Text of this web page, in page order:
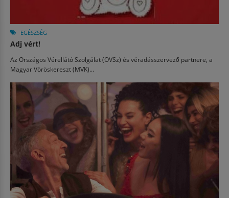
EGÉSZSÉG
Adj vért!
Az Országos Vérellátó Szolgálat (OVSz) és véradásszervező partnere, a
Magyar Vöröskereszt (MVK)...